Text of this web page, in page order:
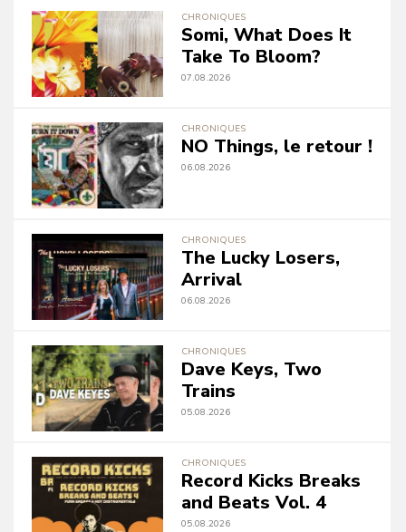
CHRONIQUES
Somi, What Does It
Take To Bloom?
07.08.2026
CHRONIQUES
NO Things, le retour !
06.08.2026
CHRONIQUES
The Lucky Losers,
Arrival
06.08.2026
CHRONIQUES
Dave Keys, Two
Trains
05.08.2026
CHRONIQUES
Record Kicks Breaks
and Beats Vol. 4
05.08.2026